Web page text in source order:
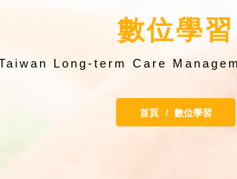
數位學習
Long-term Care
首頁 數位學習